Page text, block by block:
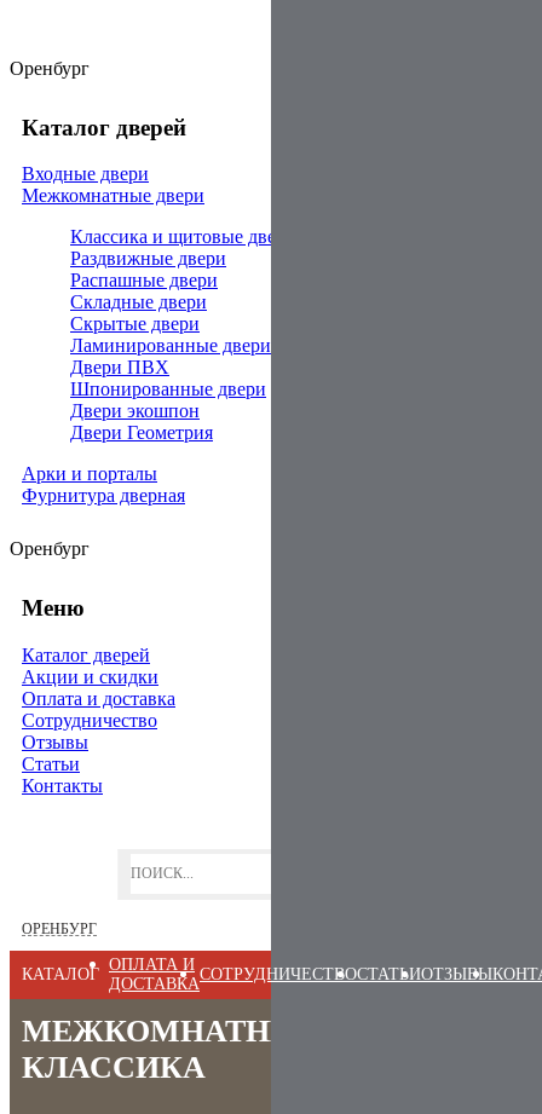
Оренбург
Каталог дверей
Входные двери
Межкомнатные двери
Классика и щитовые двери
Раздвижные двери
Распашные двери
Складные двери
Скрытые двери
Ламинированные двери
Двери ПВХ
Шпонированные двери
Двери экошпон
Двери Геометрия
Арки и порталы
Фурнитура дверная
Оренбург
Меню
Каталог дверей
Акции и скидки
Оплата и доставка
Сотрудничество
Отзывы
Статьи
Контакты
ОРЕНБУРГ
КАТАЛОГ
ОПЛАТА И
ДОСТАВКА
СОТРУДНИЧЕСТВОСТАТЬИОТЗЫВЫ
МЕЖКОМНАТНЫЕ ДВЕРИ
КЛАССИКА